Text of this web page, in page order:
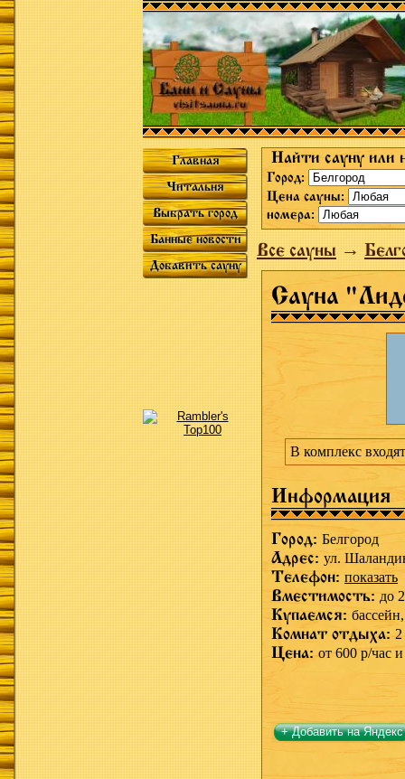
Главная
Читальня
Выбрать город
Банные новости
Добавить сауну
Найти сауну или
Город:
Цена сауны:
номера:
Все сауны→
Сауна
В комплекс
Информация
Город: Белгород
Адрес: ул.
Телефон: показать
Вместимость: до
Купаемся:
Комнат отдыха: 2
Цена: от 600 р/час
+ Добавить на Яндекс